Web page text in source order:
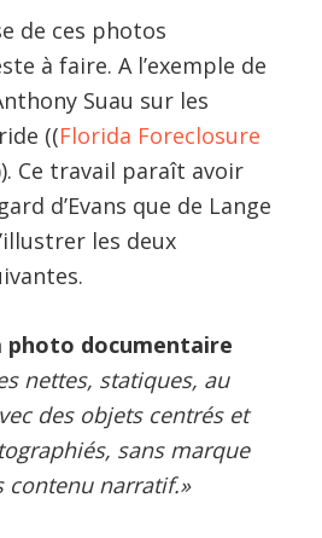
de ces photos
à faire. A l’exemple de
Suau sur les
((Florida Foreclosure
Ce travail paraît avoir
d’Evans que de Lange
les deux
photo documentaire
nettes, statiques, au
des objets centrés et
sans marque
contenu narratif.»